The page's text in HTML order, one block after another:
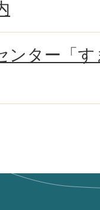
ンター「